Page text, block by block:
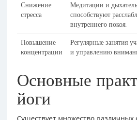
Снижение
стресса
Медитации и
способствуют
внутреннего покоя.
Повышение
концентрации
Регулярные занятия
и управлению
Основные
йоги